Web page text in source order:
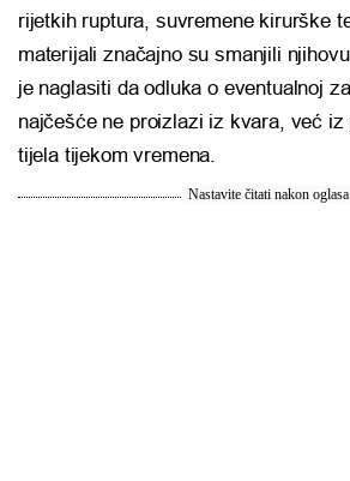
rijetkih ruptura, suvremene kirurške
materijali značajno su smanjili
je naglasiti da odluka o eventualnoj
najčešće ne proizlazi iz kvara, već iz
tijela tijekom vremena.
Nastavite čitati nakon oglasa